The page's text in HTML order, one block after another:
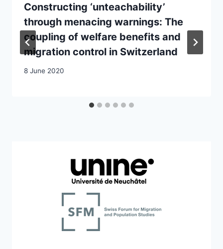
Constructing ‘unteachability’
through menacing warnings: The
coupling of welfare benefits and
migration control in Switzerland
8 June 2020